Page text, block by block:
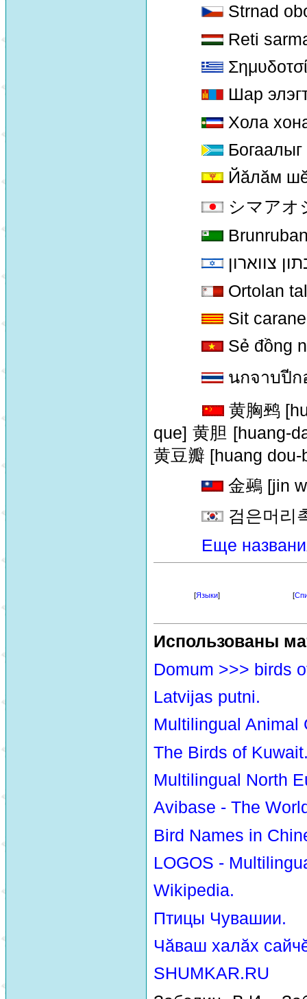
Strnad
Reti
Шар
Хола
Йăлăм
シマアオ
צווארון
Ortolan
Sit
Sẻ đồng
นกจาบปีก
黄胸鹀
que] 黄胆 [huang-
黄豆瓣 [huang
金鵐 [jin
검은머리
Еще
[Языки] [
Использованы
Domum >>> birds
Latvijas putni.
Multilingual Animal
The Birds of
Multilingual North
Avibase - The
Bird Names in
LOGOS -
Wikipedia.
Птицы Чувашии.
Чăваш халăх
SHUMKAR.RU